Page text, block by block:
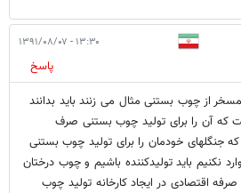
۱۳:۳۰ - ۱۳۹۱/۰۸/۰۷
پاسخ
از چوب بستنی مثال می زنند باید بدانند
که آن را برای تولید چوب بستنی صرف
جنگلهای خودمان را برای تولید چوب بستنی
نکنیم باید تولیدکننده باشیم و چوب درختان
اقتصادی در ایجاد کارخانه تولید چوب